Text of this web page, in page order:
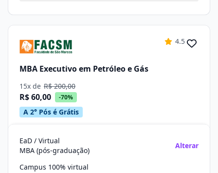
4.5
MBA Executivo em Petróleo e Gás
15x de R$ 200,00
R$ 60,00 -70%
A 2° Pós é Grátis
EaD / Virtual
MBA (pós-graduação)
Alterar
Campus 100% virtual